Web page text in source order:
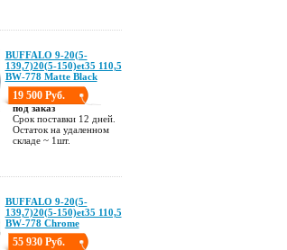
BUFFALO 9-20(5-
139,7)20(5-150)et35 110,5
BW-778 Matte Black
19 500 Руб.
под заказ
Срок поставки 12 дней.
Остаток на удаленном
складе ~ 1шт.
BUFFALO 9-20(5-
139,7)20(5-150)et35 110,5
BW-778 Chrome
55 930 Руб.